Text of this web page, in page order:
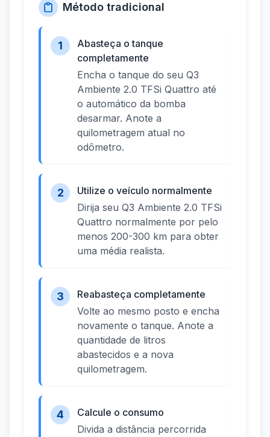
Método tradicional
1
Abasteça o tanque
completamente
Encha o tanque do seu Q3
Ambiente 2.0 TFSi Quattro até
o automático da bomba
desarmar. Anote a
quilometragem atual no
odômetro.
2
Utilize o veículo normalmente
Dirija seu Q3 Ambiente 2.0 TFSi
Quattro normalmente por pelo
menos 200-300 km para obter
uma média realista.
3
Reabasteça completamente
Volte ao mesmo posto e encha
novamente o tanque. Anote a
quantidade de litros
abastecidos e a nova
quilometragem.
4
Calcule o consumo
Divida a distância percorrida